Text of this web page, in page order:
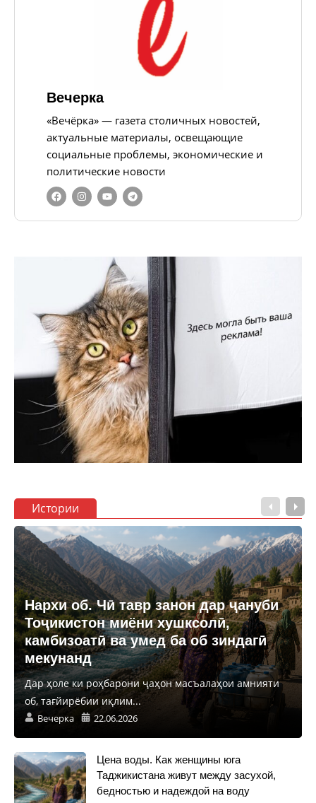
Вечерка
«Вечёрка» — газета столичных новостей,
актуальные материалы, освещающие
социальные проблемы, экономические и
политические новости
Истории
Нархи об. Чӣ тавр занон дар ҷануби
Тоҷикистон миёни хушксолӣ,
камбизоатӣ ва умед ба об зиндагӣ
мекунанд
Дар ҳоле ки роҳбарони ҷаҳон масъалаҳои амнияти
об, тағйирёбии иқлим...
Вечерка 22.06.2026
Цена воды. Как женщины юга
Таджикистана живут между засухой,
бедностью и надеждой на воду